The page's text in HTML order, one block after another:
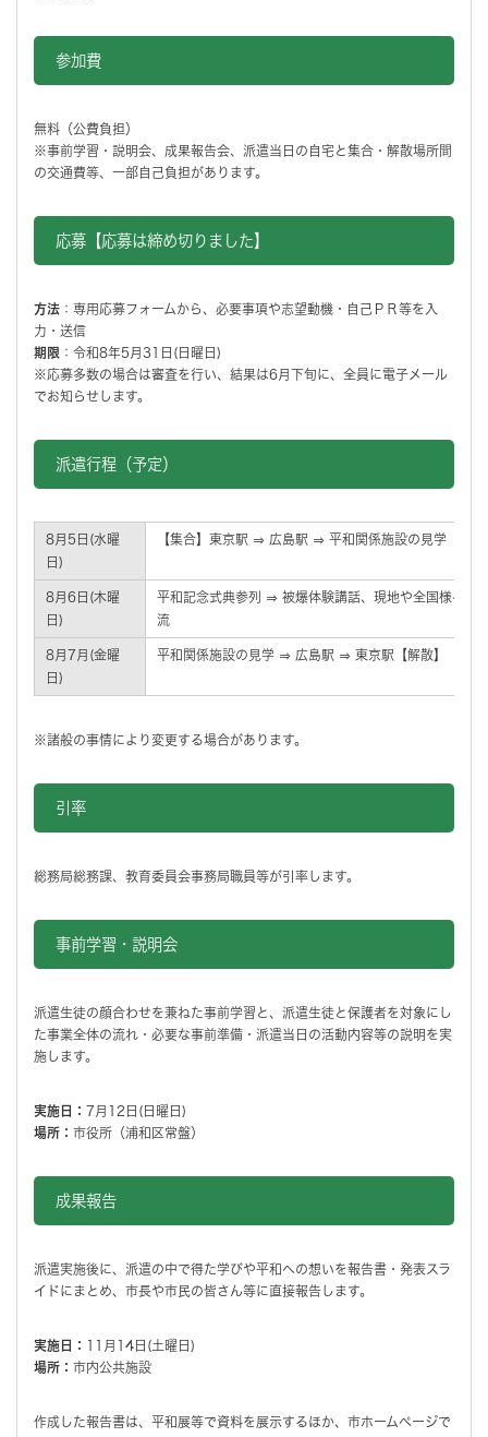
参加費
無料（公費負担）
※事前学習・説明会、成果報告会、派遣当日の自宅と集合・解散場所間
の交通費等、一部自己負担があります。
応募【応募は締め切りました】
方法 ：専用応募フォームから、必要事項や志望動機・自己ＰＲ等を入
力・送信
期限 ：令和8年5月31日(日曜日)
※応募多数の場合は審査を行い、結果は6月下旬に、全員に電子メール
でお知らせします。
派遣行程（予定）
8月5日(水曜
日)
【集合】東京駅 ⇒ 広島駅 ⇒ 平和関係施設の見学
8月6日(木曜
日)
平和記念式典参列 ⇒ 被爆体験講話、現地や全国様々な
流
8月7月(金曜
日)
平和関係施設の見学 ⇒ 広島駅 ⇒ 東京駅【解散】
※諸般の事情により変更する場合があります。
引率
総務局総務課、教育委員会事務局職員等が引率します。
事前学習・説明会
派遣生徒の顔合わせを兼ねた事前学習と、派遣生徒と保護者を対象にし
た事業全体の流れ・必要な事前準備・派遣当日の活動内容等の説明を実
施します。
実施日： 7月12日(日曜日)
場所： 市役所（浦和区常盤）
成果報告
派遣実施後に、派遣の中で得た学びや平和への想いを報告書・発表スラ
イドにまとめ、市長や市民の皆さん等に直接報告します。
実施日： 11月14日(土曜日)
場所： 市内公共施設
作成した報告書は、平和展等で資料を展示するほか、市ホームページで